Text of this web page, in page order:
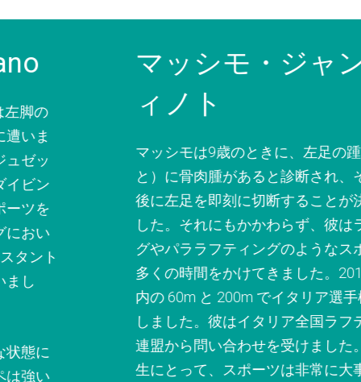
マッシモ・ジャンデ
ィノト
マッシモは9歳のときに、左足の踵（かか
と）に骨肉腫があると診断され、その1か月
後に左足を即刻に切断することが決まりま
した。それにもかかわらず、彼はランニン
グやパララフティングのようなスポーツに
多くの時間をかけてきました。2018年は屋
内の 60m と 200m でイタリア選手権で優勝
しました。彼はイタリア全国ラフティング
連盟から問い合わせを受けました。彼の人
生にとって、スポーツは非常に大事な部分